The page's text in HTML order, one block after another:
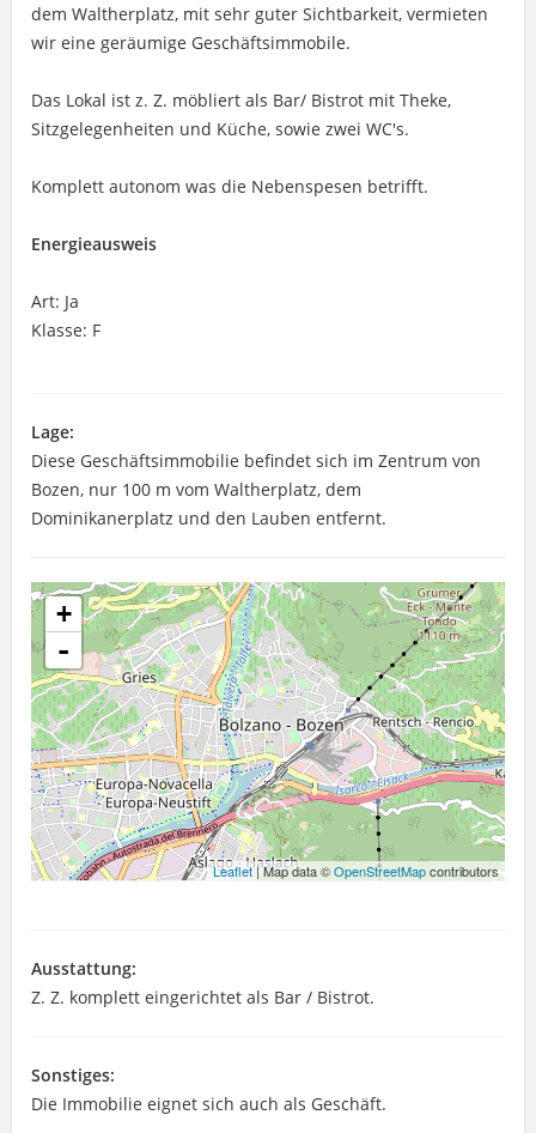
dem Waltherplatz, mit sehr guter Sichtbarkeit, vermieten
wir eine geräumige Geschäftsimmobile.
Das Lokal ist z. Z. möbliert als Bar/ Bistrot mit Theke,
Sitzgelegenheiten und Küche, sowie zwei WC's.
Komplett autonom was die Nebenspesen betrifft.
Energieausweis
Art: Ja
Klasse: F
Lage:
Diese Geschäftsimmobilie befindet sich im Zentrum von
Bozen, nur 100 m vom Waltherplatz, dem
Dominikanerplatz und den Lauben entfernt.
+
-
Leaflet| Map data ©OpenStreetMapcontributors
Ausstattung:
Z. Z. komplett eingerichtet als Bar / Bistrot.
Sonstiges:
Die Immobilie eignet sich auch als Geschäft.